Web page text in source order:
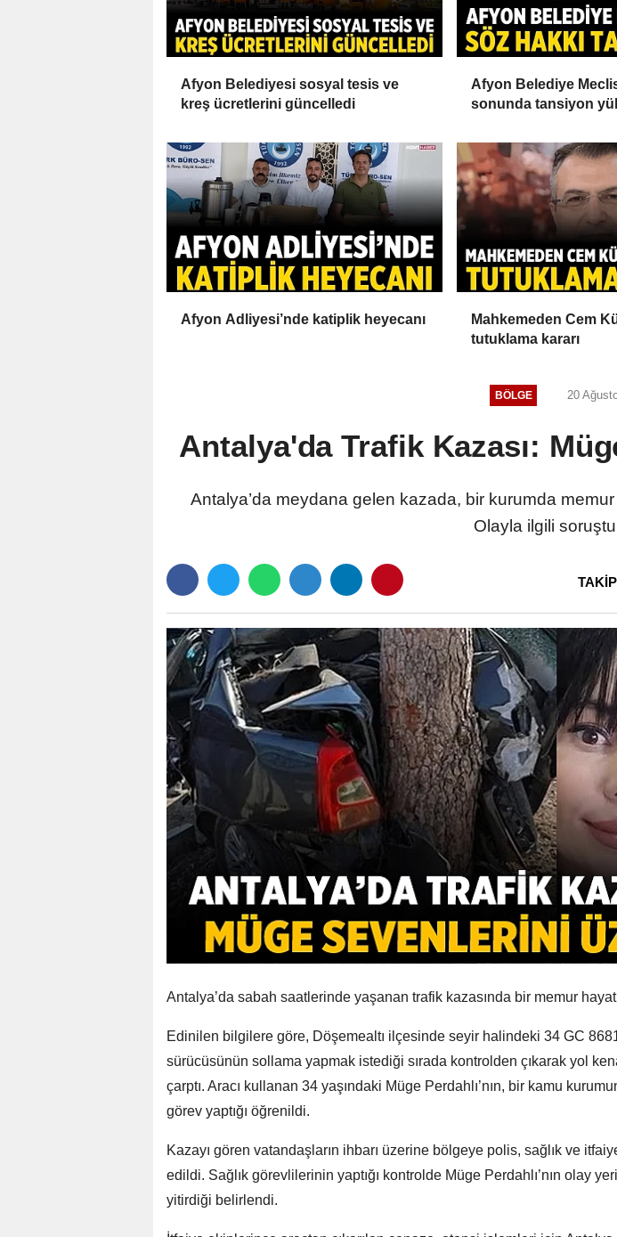
Afyon Belediyesi sosyal tesis ve
kreş ücretlerini güncelledi
Afyon Belediye
sonunda tansiyon
Afyon Adliyesi’nde katiplik heyecanı
Mahkemeden Cem
tutuklama kararı
BÖLGE 20
Antalya'da Trafik Kazası:
Antalya’da meydana gelen kazada, bir kurumda
Olayla ilgili
Antalya’da sabah saatlerinde yaşanan trafik kazasında bir memur
Edinilen bilgilere göre, Döşemealtı ilçesinde seyir halindeki 34 GC
sürücüsünün sollama yapmak istediği sırada kontrolden çıkarak yol
çarptı. Aracı kullanan 34 yaşındaki Müge Perdahlı’nın, bir kamu
görev yaptığı öğrenildi.
Kazayı gören vatandaşların ihbarı üzerine bölgeye polis, sağlık ve
edildi. Sağlık görevlilerinin yaptığı kontrolde Müge Perdahlı’nın olay
yitirdiği belirlendi.